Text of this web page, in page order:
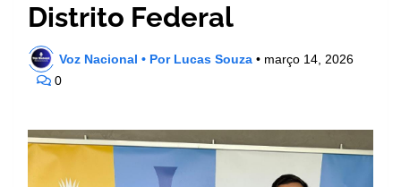
Distrito Federal
Voz Nacional • Por Lucas Souza • março 14, 2026
0